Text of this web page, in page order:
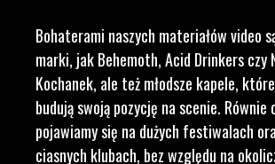
Bohaterami naszych materiałów video
marki, jak Behemoth, Acid Drinkers czy
Kochanek, ale też młodsze kapele,
budują swoją pozycję na scenie. Równie
pojawiamy się na dużych festiwalach
ciasnych klubach, bez względu na